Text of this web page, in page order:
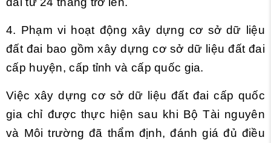
4. Phạm vi hoạt động xây dựng cơ sở dữ liệu
đất đai bao gồm xây dựng cơ sở dữ liệu đất đai
cấp huyện, cấp tỉnh và cấp quốc gia.
Việc xây dựng cơ sở dữ liệu đất đai cấp quốc
gia chỉ được thực hiện sau khi Bộ Tài nguyên
và Môi trường đã thẩm định, đánh giá đủ điều